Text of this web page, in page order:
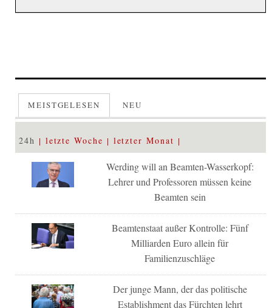
MEISTGELESEN NEU
24h letzte Woche letzter Monat
Werding will an Beamten-Wasserkopf:
Lehrer und Professoren müssen keine
Beamten sein
Beamtenstaat außer Kontrolle: Fünf
Milliarden Euro allein für
Familienzuschläge
Der junge Mann, der das politische
Establishment das Fürchten lehrt